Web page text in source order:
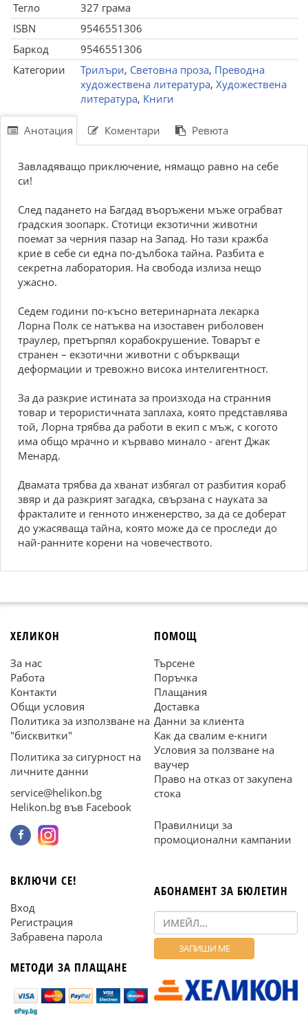
Тегло
327 грама
ISBN
9546551306
Баркод
9546551306
Категории
Трилъри, Световна проза, Преводна
художествена литература, Художествена
литература, Книги
Анотация Коментари Ревюта
Завладяващо приключение, нямащо равно на себе
си!
След падането на Багдад въоръжени мъже ограбват
градския зоопарк. Стотици екзотични животни
поемат за черния пазар на Запад. Но тази кражба
крие в себе си една по-дълбока тайна. Разбита е
секретна лаборатория. На свобода излиза нещо
ужасно.
Седем години по-късно ветеринарната лекарка
Лорна Полк се натъква на изоставен риболовен
траулер, претърпял корабокрушение. Товарът е
странен – екзотични животни с объркващи
деформации и тревожно висока интелигентност.
За да разкрие истината за произхода на странния
товар и терористичната заплаха, която представлява
той, Лорна трябва да работи в екип с мъж, с когото
има общо мрачно и кърваво минало - агент Джак
Менард.
Двамата трябва да хванат избягал от разбития кораб
звяр и да разкрият загадка, свързана с науката за
фракталите и генното инженерство, за да се доберат
до ужасяваща тайна, която може да се проследи до
най-ранните корени на човечеството.
ХЕЛИКОН
За нас
Работа
Контакти
Общи условия
Политика за използване на
"бисквитки"
Политика за сигурност на
личните данни
service@helikon.bg
Helikon.bg във Facebook
ПОМОЩ
Търсене
Поръчка
Плащания
Доставка
Данни за клиента
Как да свалим е-книги
Условия за ползване на
ваучер
Право на отказ от закупена
стока
Правилници за
промоционални кампании
ВКЛЮЧИ СЕ!
Вход
Регистрация
Забравена парола
МЕТОДИ ЗА ПЛАЩАНЕ
АБОНАМЕНТ ЗА БЮЛЕТИН